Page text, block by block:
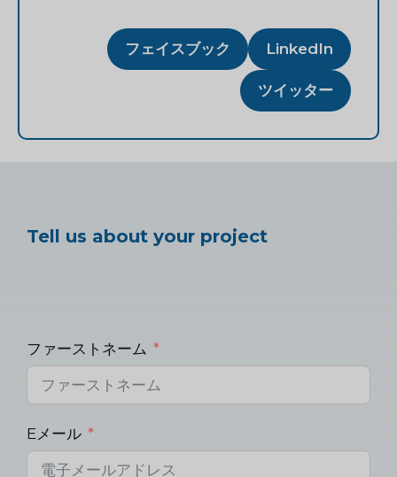
フェイスブック LinkedIn
ツイッター
Tell us about your project
ファーストネーム
Eメール